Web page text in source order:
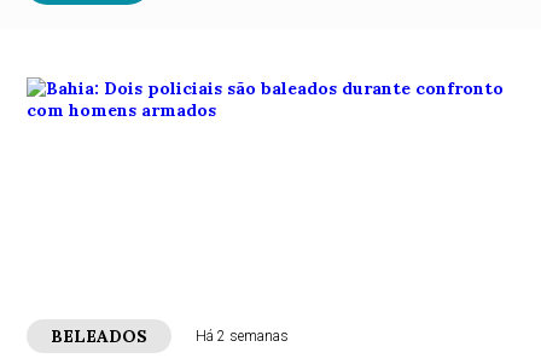
BELEADOS Há 2 semanas